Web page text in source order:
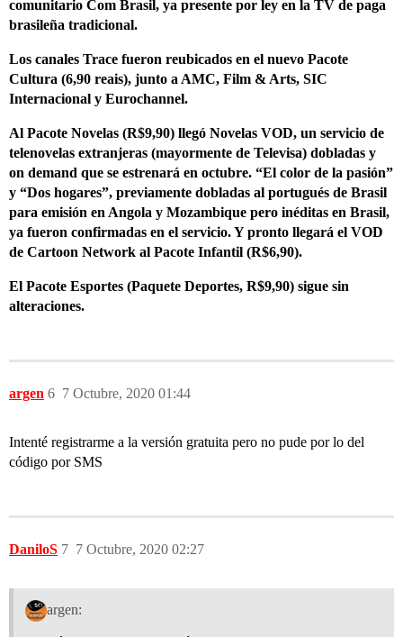
comunitario Com Brasil, ya presente por ley en la TV de paga
brasileña tradicional.
Los canales Trace fueron reubicados en el nuevo Pacote
Cultura (6,90 reais), junto a AMC, Film & Arts, SIC
Internacional y Eurochannel.
Al Pacote Novelas (R$9,90) llegó Novelas VOD, un servicio de
telenovelas extranjeras (mayormente de Televisa) dobladas y
on demand que se estrenará en octubre. “El color de la pasión”
y “Dos hogares”, previamente dobladas al portugués de Brasil
para emisión en Angola y Mozambique pero inéditas en Brasil,
ya fueron confirmadas en el servicio. Y pronto llegará el VOD
de Cartoon Network al Pacote Infantil (R$6,90).
El Pacote Esportes (Paquete Deportes, R$9,90) sigue sin
alteraciones.
argen 7 Octubre, 2020 01:44
6
Intenté registrarme a la versión gratuita pero no pude por lo del
código por SMS
DaniloS 7 Octubre, 2020 02:27
7
argen: